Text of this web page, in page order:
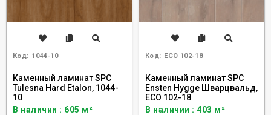
Код: 1044-10
Каменный ламинат SPC
Tulesna Hard Etalon, 1044-
10
В наличии : 605 м²
Код: ECO 102-18
Каменный ламинат SPC
Ensten Hygge Шварцвальд,
ECO 102-18
В наличии : 403 м²